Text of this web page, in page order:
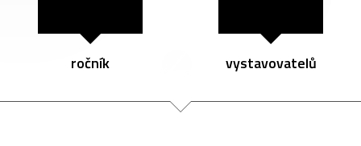
ročník vystavovatelů